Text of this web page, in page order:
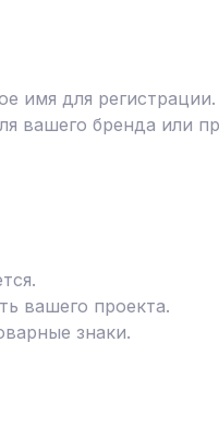
имя для
вашего бренда или
вашего проекта.
знаки.